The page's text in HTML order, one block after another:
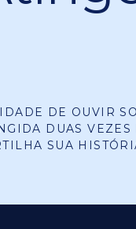
DE OUVIR
DUAS
SUA